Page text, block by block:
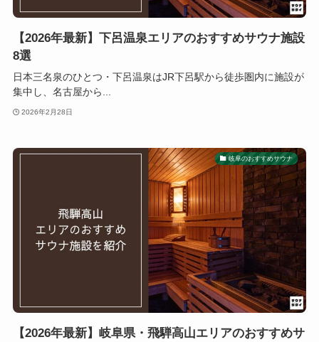
【2026年最新】下呂温泉エリアのおすすめサウナ施設
8選
日本三名泉のひとつ・下呂温泉はJR下呂駅から徒歩圏内に施設が
集中し、名古屋から...
2026年2月28日
岐阜のおすすめサウナ
【2026年最新】岐阜県・飛騨高山エリアのおすすめサ